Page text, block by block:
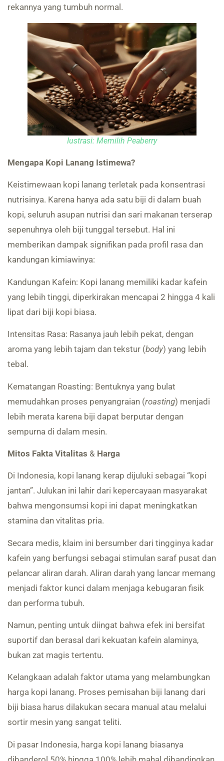
rekannya yang tumbuh normal.
Iustrasi: Memilih Peaberry
Mengapa Kopi Lanang Istimewa?
Keistimewaan kopi lanang terletak pada konsentrasi
nutrisinya. Karena hanya ada satu biji di dalam buah
kopi, seluruh asupan nutrisi dan sari makanan terserap
sepenuhnya oleh biji tunggal tersebut. Hal ini
memberikan dampak signifikan pada profil rasa dan
kandungan kimiawinya:
Kandungan Kafein: Kopi lanang memiliki kadar kafein
yang lebih tinggi, diperkirakan mencapai 2 hingga 4 kali
lipat dari biji kopi biasa.
Intensitas Rasa: Rasanya jauh lebih pekat, dengan
aroma yang lebih tajam dan tekstur (body) yang lebih
tebal.
Kematangan Roasting: Bentuknya yang bulat
memudahkan proses penyangraian (roasting) menjadi
lebih merata karena biji dapat berputar dengan
sempurna di dalam mesin.
Mitos Fakta Vitalitas & Harga
Di Indonesia, kopi lanang kerap dijuluki sebagai “kopi
jantan”. Julukan ini lahir dari kepercayaan masyarakat
bahwa mengonsumsi kopi ini dapat meningkatkan
stamina dan vitalitas pria.
Secara medis, klaim ini bersumber dari tingginya kadar
kafein yang berfungsi sebagai stimulan saraf pusat dan
pelancar aliran darah. Aliran darah yang lancar memang
menjadi faktor kunci dalam menjaga kebugaran fisik
dan performa tubuh.
Namun, penting untuk diingat bahwa efek ini bersifat
suportif dan berasal dari kekuatan kafein alaminya,
bukan zat magis tertentu.
Kelangkaan adalah faktor utama yang melambungkan
harga kopi lanang. Proses pemisahan biji lanang dari
biji biasa harus dilakukan secara manual atau melalui
sortir mesin yang sangat teliti.
Di pasar Indonesia, harga kopi lanang biasanya